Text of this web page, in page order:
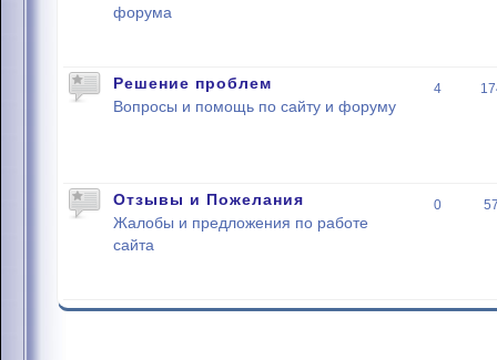
форума
Решение проблем
Вопросы и помощь по сайту и форуму
4
Отзывы и Пожелания
Жалобы и предложения по работе
сайта
0